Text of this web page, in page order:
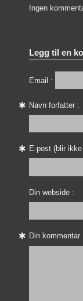
Ingen
Legg til en
Email :
Navn forfatter :
E-post (blir
Din webside :
Din kommentar